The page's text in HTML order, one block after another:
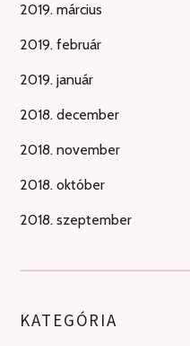
2019. március
2019. február
2019. január
2018. december
2018. november
2018. október
2018. szeptember
KATEGÓRIA